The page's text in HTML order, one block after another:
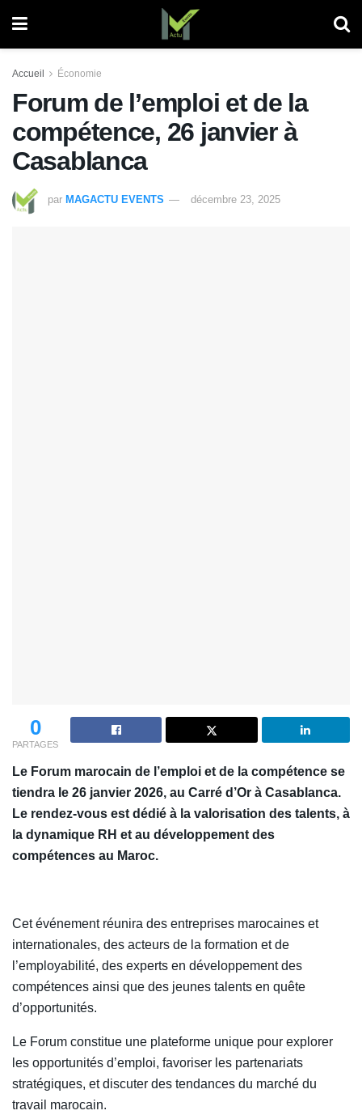
Accueil Économie
Forum de l’emploi et de la
compétence, 26 janvier à
Casablanca
par MAGACTU EVENTS décembre 23, 2025
0
PARTAGES
Le Forum marocain de l’emploi et de la compétence se
tiendra le 26 janvier 2026, au Carré d’Or à Casablanca.
Le rendez-vous est dédié à la valorisation des talents, à
la dynamique RH et au développement des
compétences au Maroc.
Cet événement réunira des entreprises marocaines et
internationales, des acteurs de la formation et de
l’employabilité, des experts en développement des
compétences ainsi que des jeunes talents en quête
d’opportunités.
Le Forum constitue une plateforme unique pour explorer
les opportunités d’emploi, favoriser les partenariats
stratégiques, et discuter des tendances du marché du
travail marocain.